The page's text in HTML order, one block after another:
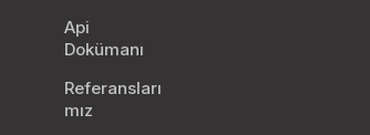
Api
Dokümanı
Referansları
mız